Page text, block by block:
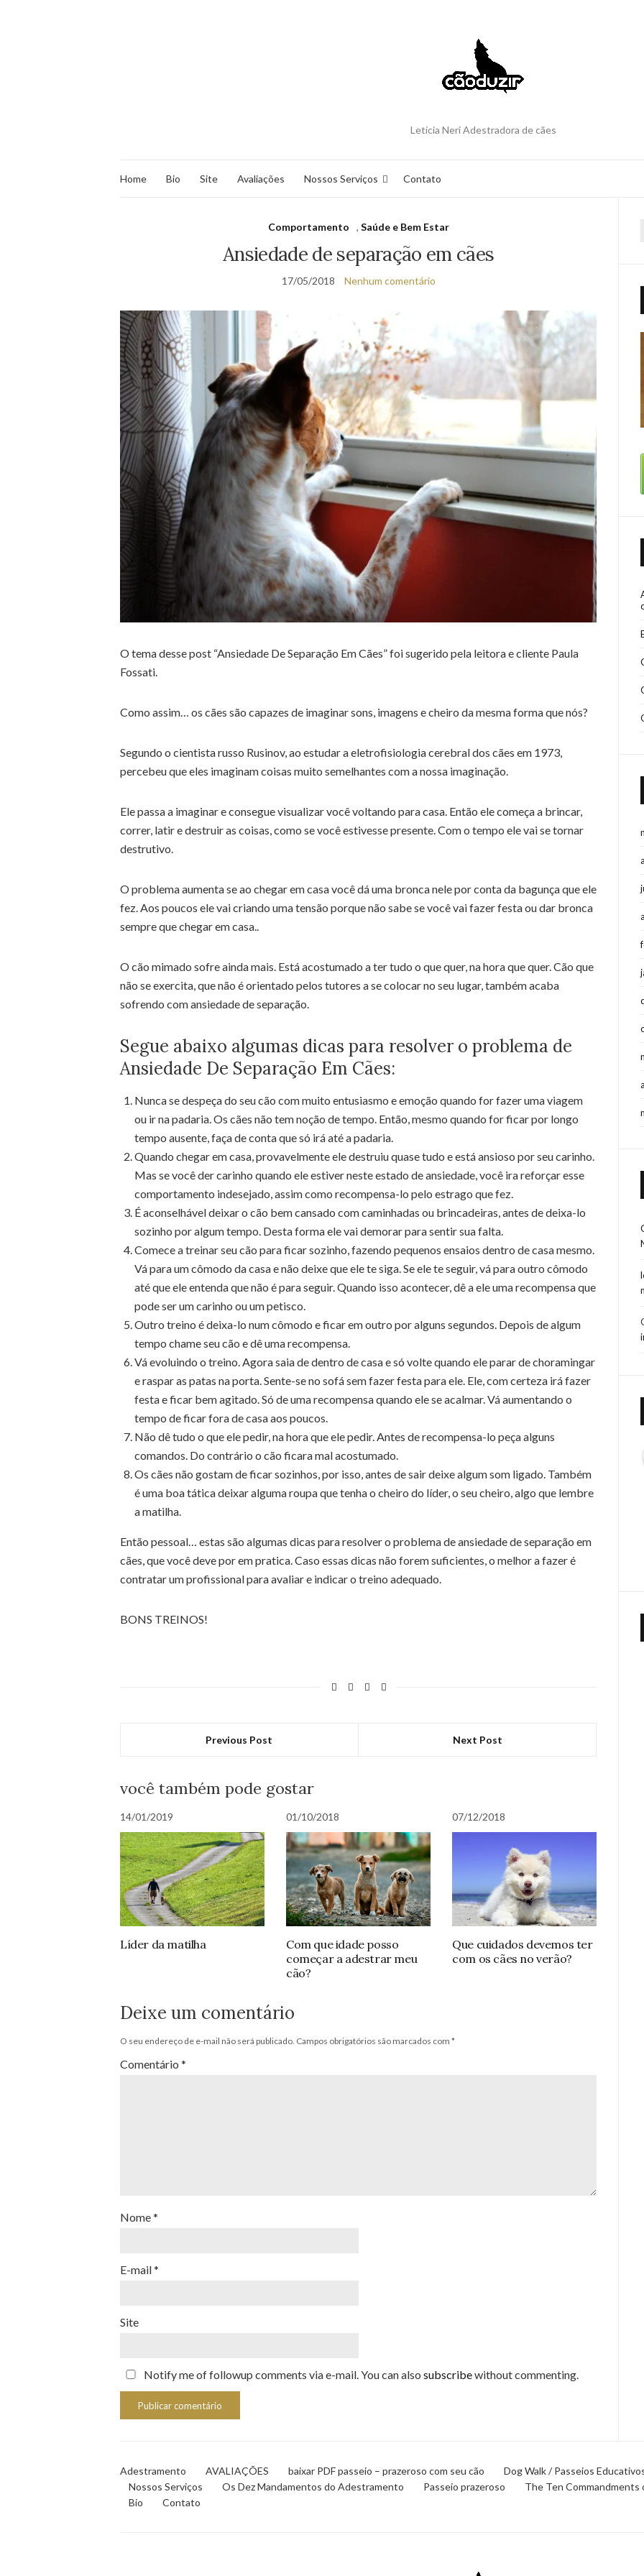
Letícia Neri Adestradora de cães
Home Bio Site Avaliações Nossos Serviços Contato
Comportamento , Saúde e Bem Estar
Ansiedade de separação em cães
17/05/2018 Nenhum comentário
O tema desse post “Ansiedade De Separação Em Cães” foi sugerido pela leitora e cliente Paula
Fossati.
Como assim… os cães são capazes de imaginar sons, imagens e cheiro da mesma forma que nós?
Segundo o cientista russo Rusinov, ao estudar a eletrofisiologia cerebral dos cães em 1973,
percebeu que eles imaginam coisas muito semelhantes com a nossa imaginação.
Ele passa a imaginar e consegue visualizar você voltando para casa. Então ele começa a brincar,
correr, latir e destruir as coisas, como se você estivesse presente. Com o tempo ele vai se tornar
destrutivo.
O problema aumenta se ao chegar em casa você dá uma bronca nele por conta da bagunça que ele
fez. Aos poucos ele vai criando uma tensão porque não sabe se você vai fazer festa ou dar bronca
sempre que chegar em casa..
O cão mimado sofre ainda mais. Está acostumado a ter tudo o que quer, na hora que quer. Cão que
não se exercita, que não é orientado pelos tutores a se colocar no seu lugar, também acaba
sofrendo com ansiedade de separação.
Segue abaixo algumas dicas para resolver o problema de
Ansiedade De Separação Em Cães:
Nunca se despeça do seu cão com muito entusiasmo e emoção quando for fazer uma viagem
ou ir na padaria. Os cães não tem noção de tempo. Então, mesmo quando for ficar por longo
tempo ausente, faça de conta que só irá até a padaria.
Quando chegar em casa, provavelmente ele destruiu quase tudo e está ansioso por seu carinho.
Mas se você der carinho quando ele estiver neste estado de ansiedade, você ira reforçar esse
comportamento indesejado, assim como recompensa-lo pelo estrago que fez.
É aconselhável deixar o cão bem cansado com caminhadas ou brincadeiras, antes de deixa-lo
sozinho por algum tempo. Desta forma ele vai demorar para sentir sua falta.
Comece a treinar seu cão para ficar sozinho, fazendo pequenos ensaios dentro de casa mesmo.
Vá para um cômodo da casa e não deixe que ele te siga. Se ele te seguir, vá para outro cômodo
até que ele entenda que não é para seguir. Quando isso acontecer, dê a ele uma recompensa que
pode ser um carinho ou um petisco.
Outro treino é deixa-lo num cômodo e ficar em outro por alguns segundos. Depois de algum
tempo chame seu cão e dê uma recompensa.
Vá evoluindo o treino. Agora saia de dentro de casa e só volte quando ele parar de choramingar
e raspar as patas na porta. Sente-se no sofá sem fazer festa para ele. Ele, com certeza irá fazer
festa e ficar bem agitado. Só de uma recompensa quando ele se acalmar. Vá aumentando o
tempo de ficar fora de casa aos poucos.
Não dê tudo o que ele pedir, na hora que ele pedir. Antes de recompensa-lo peça alguns
comandos. Do contrário o cão ficara mal acostumado.
Os cães não gostam de ficar sozinhos, por isso, antes de sair deixe algum som ligado. Também
é uma boa tática deixar alguma roupa que tenha o cheiro do líder, o seu cheiro, algo que lembre
a matilha.
Então pessoal… estas são algumas dicas para resolver o problema de ansiedade de separação em
cães, que você deve por em pratica. Caso essas dicas não forem suficientes, o melhor a fazer é
contratar um profissional para avaliar e indicar o treino adequado.
BONS TREINOS!
Previous Post Next Post
você também pode gostar
14/01/2019
Líder da matilha
01/10/2018
Com que idade posso
começar a adestrar meu
cão?
07/12/2018
Que cuidados devemos ter
com os cães no verão?
Deixe um comentário
O seu endereço de e-mail não será publicado. Campos obrigatórios são marcados com *
Comentário *
Nome*
E-mail*
Site
Notify me of followup comments via e-mail. You can also subscribewithout commenting.
Adestramento AVALIAÇÕES baixar PDF passeio – prazeroso com seu cão Dog Walk / Passeios
Nossos Serviços
Os Dez Mandamentos do Adestramento Passeio prazeroso The Ten Commandments
Bio
Contato